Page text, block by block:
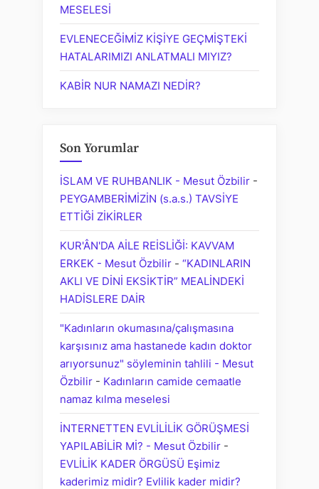
MESELESİ
EVLENECEĞİMİZ KİŞİYE GEÇMİŞTEKİ
HATALARIMIZI ANLATMALI MIYIZ?
KABİR NUR NAMAZI NEDİR?
Son Yorumlar
İSLAM VE RUHBANLIK - Mesut Özbilir -
PEYGAMBERİMİZİN (s.a.s.) TAVSİYE
ETTİĞİ ZİKİRLER
KUR'ÂN'DA AİLE REİSLİĞİ: KAVVAM
ERKEK - Mesut Özbilir - “KADINLARIN
AKLI VE DİNİ EKSİKTİR” MEALİNDEKİ
HADİSLERE DAİR
"Kadınların okumasına/çalışmasına
karşısınız ama hastanede kadın doktor
arıyorsunuz" söyleminin tahlili - Mesut
Özbilir - Kadınların camide cemaatle
namaz kılma meselesi
İNTERNETTEN EVLİLİLİK GÖRÜŞMESİ
YAPILABİLİR Mİ? - Mesut Özbilir -
EVLİLİK KADER ÖRGÜSÜ Eşimiz
kaderimiz midir? Evlilik kader midir?